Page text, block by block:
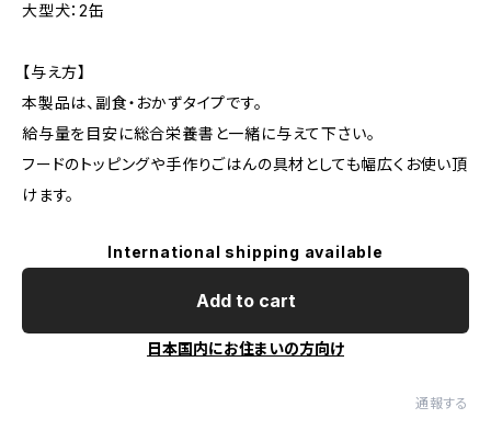
大型犬：2缶
【与え方】
本製品は、副食・おかずタイプです。
給与量を目安に総合栄養書と一緒に与えて下さい。
フードのトッピングや手作りごはんの具材としても幅広くお使い頂
けます。
International shipping available
Add to cart
日本国内にお住まいの方向け
通報する